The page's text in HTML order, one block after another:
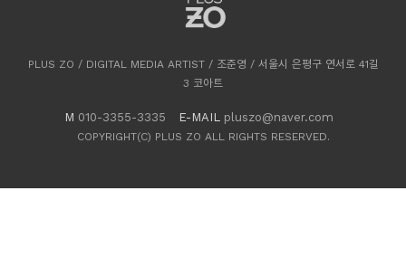
PLUS ZO / DIGITAL MEDIA ARTIST / 조준영 / 서울시 은평구 연서로 41길
3 코아트
M 010-3355-3335 E-MAILpluszo@naver.com
COPYRIGHT(C) PLUS ZO ALL RIGHTS RESERVED.